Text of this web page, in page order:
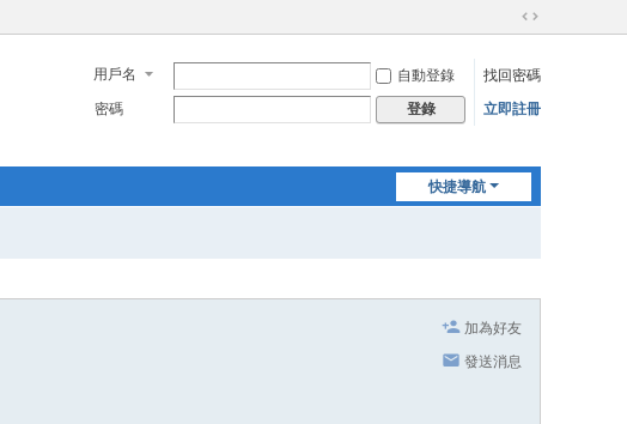
切
到
寬
用戶名 自動登錄
找回密碼
密碼
登錄 立即註冊
快捷導航
加為好友
發送消息